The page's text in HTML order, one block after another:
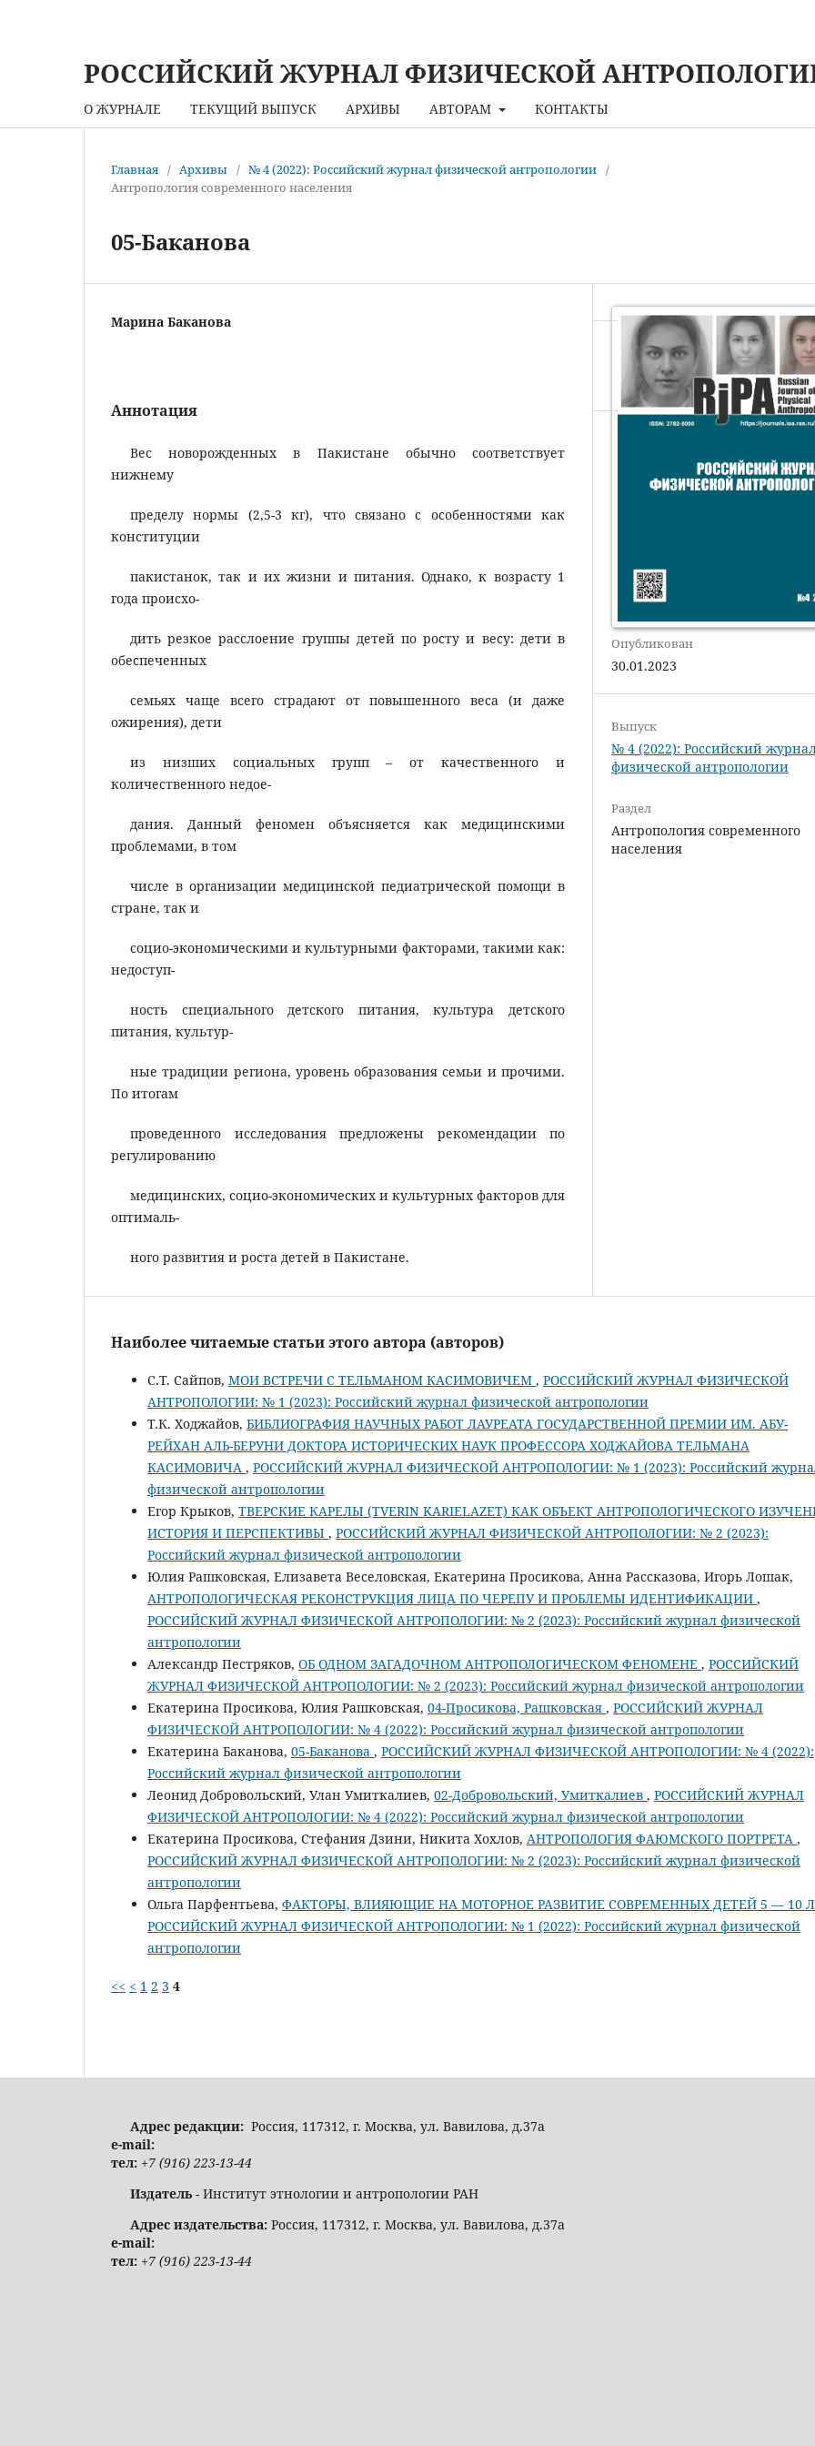
РОССИЙСКИЙ ЖУРНАЛ ФИЗИЧЕСКОЙ
О ЖУРНАЛЕ ТЕКУЩИЙ ВЫПУСК АРХИВЫ АВТОРАМ КОНТАКТЫ
Главная / Архивы / № 4 (2022): Российский журнал физической антропологии /
Антропология современного населения
05-Баканова
Марина Баканова
Аннотация
Вес новорожденных в Пакистане обычно соответствует
нижнему
пределу нормы (2,5-3 кг), что связано с особенностями как
конституции
пакистанок, так и их жизни и питания. Однако, к возрасту 1
года происхо-
дить резкое расслоение группы детей по росту и весу: дети в
обеспеченных
семьях чаще всего страдают от повышенного веса (и даже
ожирения), дети
из низших социальных групп – от качественного и
количественного недое-
дания. Данный феномен объясняется как медицинскими
проблемами, в том
числе в организации медицинской педиатрической помощи в
стране, так и
социо-экономическими и культурными факторами, такими как:
недоступ-
ность специального детского питания, культура детского
питания, культур-
ные традиции региона, уровень образования семьи и прочими.
По итогам
проведенного исследования предложены рекомендации по
регулированию
медицинских, социо-экономических и культурных факторов для
оптималь-
ного развития и роста детей в Пакистане.
Опубликован
30.01.2023
Выпуск
№ 4 (2022): Российский
физической антропологии
Раздел
Антропология современного
населения
Наиболее читаемые статьи этого автора (авторов)
С.Т. Сайпов, МОИ ВСТРЕЧИ С ТЕЛЬМАНОМ КАСИМОВИЧЕМ , РОССИЙСКИЙ ЖУРНАЛ ФИЗИЧЕСКОЙ
АНТРОПОЛОГИИ: № 1 (2023): Российский журнал физической антропологии
Т.К. Ходжайов, БИБЛИОГРАФИЯ НАУЧНЫХ РАБОТ ЛАУРЕАТА ГОСУДАРСТВЕННОЙ ПРЕМИИ ИМ. АБУ-
РЕЙХАН АЛЬ-БЕРУНИ ДОКТОРА ИСТОРИЧЕСКИХ НАУК ПРОФЕССОРА ХОДЖАЙОВА ТЕЛЬМАНА
КАСИМОВИЧА , РОССИЙСКИЙ ЖУРНАЛ ФИЗИЧЕСКОЙ АНТРОПОЛОГИИ: № 1 (2023): Российский
физической антропологии
Егор Крыков, ТВЕРСКИЕ КАРЕЛЫ (TVERIN KARIELAZET) КАК ОБЪЕКТ АНТРОПОЛОГИЧЕСКОГО
ИСТОРИЯ И ПЕРСПЕКТИВЫ , РОССИЙСКИЙ ЖУРНАЛ ФИЗИЧЕСКОЙ АНТРОПОЛОГИИ: № 2 (2023):
Российский журнал физической антропологии
Юлия Рашковская, Елизавета Веселовская, Екатерина Просикова, Анна Рассказова, Игорь Лошак,
АНТРОПОЛОГИЧЕСКАЯ РЕКОНСТРУКЦИЯ ЛИЦА ПО ЧЕРЕПУ И ПРОБЛЕМЫ ИДЕНТИФИКАЦИИ ,
РОССИЙСКИЙ ЖУРНАЛ ФИЗИЧЕСКОЙ АНТРОПОЛОГИИ: № 2 (2023): Российский журнал физической
антропологии
Александр Пестряков, ОБ ОДНОМ ЗАГАДОЧНОМ АНТРОПОЛОГИЧЕСКОМ ФЕНОМЕНЕ , РОССИЙСКИЙ
ЖУРНАЛ ФИЗИЧЕСКОЙ АНТРОПОЛОГИИ: № 2 (2023): Российский журнал физической антропологии
Екатерина Просикова, Юлия Рашковская, 04-Просикова, Рашковская , РОССИЙСКИЙ ЖУРНАЛ
ФИЗИЧЕСКОЙ АНТРОПОЛОГИИ: № 4 (2022): Российский журнал физической антропологии
Екатерина Баканова, 05-Баканова , РОССИЙСКИЙ ЖУРНАЛ ФИЗИЧЕСКОЙ АНТРОПОЛОГИИ: № 4 (2022):
Российский журнал физической антропологии
Леонид Добровольский, Улан Умиткалиев, 02-Добровольский, Умиткалиев , РОССИЙСКИЙ ЖУРНАЛ
ФИЗИЧЕСКОЙ АНТРОПОЛОГИИ: № 4 (2022): Российский журнал физической антропологии
Екатерина Просикова, Стефания Дзини, Никита Хохлов, АНТРОПОЛОГИЯ ФАЮМСКОГО ПОРТРЕТА ,
РОССИЙСКИЙ ЖУРНАЛ ФИЗИЧЕСКОЙ АНТРОПОЛОГИИ: № 2 (2023): Российский журнал физической
антропологии
Ольга Парфентьева, ФАКТОРЫ, ВЛИЯЮЩИЕ НА МОТОРНОЕ РАЗВИТИЕ СОВРЕМЕННЫХ ДЕТЕЙ 5 — 10
РОССИЙСКИЙ ЖУРНАЛ ФИЗИЧЕСКОЙ АНТРОПОЛОГИИ: № 1 (2022): Российский журнал физической
антропологии
<< < 1 2 3 4
Адрес редакции: Россия, 117312, г. Москва, ул. Вавилова, д.37а
e-mail:
тел: +7 (916) 223-13-44
Издатель - Институт этнологии и антропологии РАН
Адрес издательства: Россия, 117312, г. Москва, ул. Вавилова, д.37а
e-mail:
тел: +7 (916) 223-13-44